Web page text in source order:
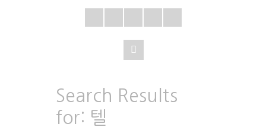
Search Results
for: 텔